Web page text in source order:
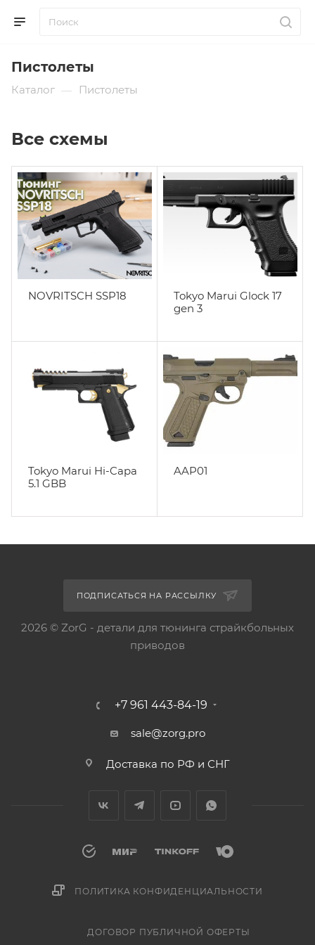
Пистолеты
Каталог — Пистолеты
Все схемы
NOVRITSCH SSP18
Tokyo Marui Glock 17
gen 3
Tokyo Marui Hi-Capa
5.1 GBB
AAP01
ПОДПИСАТЬСЯ НА РАССЫЛКУ
2026 © ZorG - детали для тюнинга страйкбольных
приводов
+7 961 443-84-19
sale@zorg.pro
Доставка по РФ и СНГ
ПОЛИТИКА КОНФИДЕНЦИАЛЬНОСТИ
ДОГОВОР ПУБЛИЧНОЙ ОФЕРТЫ